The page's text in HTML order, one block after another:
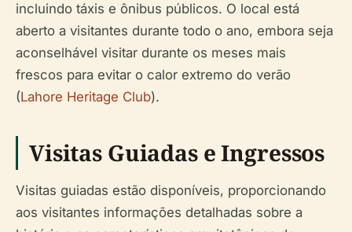
incluindo táxis e ônibus públicos. O local está
aberto a visitantes durante todo o ano, embora seja
aconselhável visitar durante os meses mais
frescos para evitar o calor extremo do verão
(Lahore Heritage Club).
Visitas Guiadas e Ingressos
Visitas guiadas estão disponíveis, proporcionando
aos visitantes informações detalhadas sobre a